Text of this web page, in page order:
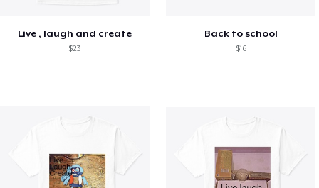
Live , laugh and create
$23
Back to school
$16